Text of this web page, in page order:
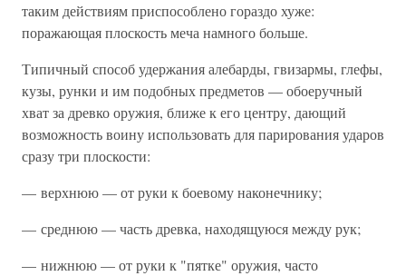
таким действиям приспособлено гораздо хуже:
поражающая плоскость меча намного больше.
Типичный способ удержания алебарды, гвизармы, глефы,
кузы, рунки и им подобных предметов — обоеручный
хват за древко оружия, ближе к его центру, дающий
возможность воину использовать для парирования ударов
сразу три плоскости:
— верхнюю — от руки к боевому наконечнику;
— среднюю — часть древка, находящуюся между рук;
— нижнюю — от руки к "пятке" оружия, часто